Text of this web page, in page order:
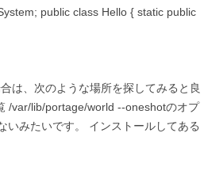
public class Hello { static public
は、次のような場所を探してみると良
/var/lib/portage/world --oneshotのオプ
いみたいです。 インストールしてある